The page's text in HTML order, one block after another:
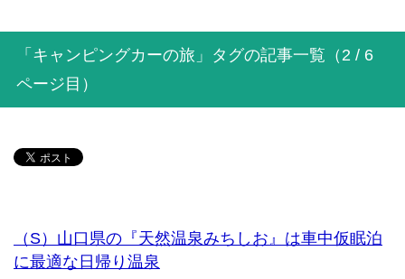
「キャンピングカーの旅」タグの記事一覧（2 / 6
ページ目）
（S）山口県の『天然温泉みちしお』は車中仮眠泊
に最適な日帰り温泉